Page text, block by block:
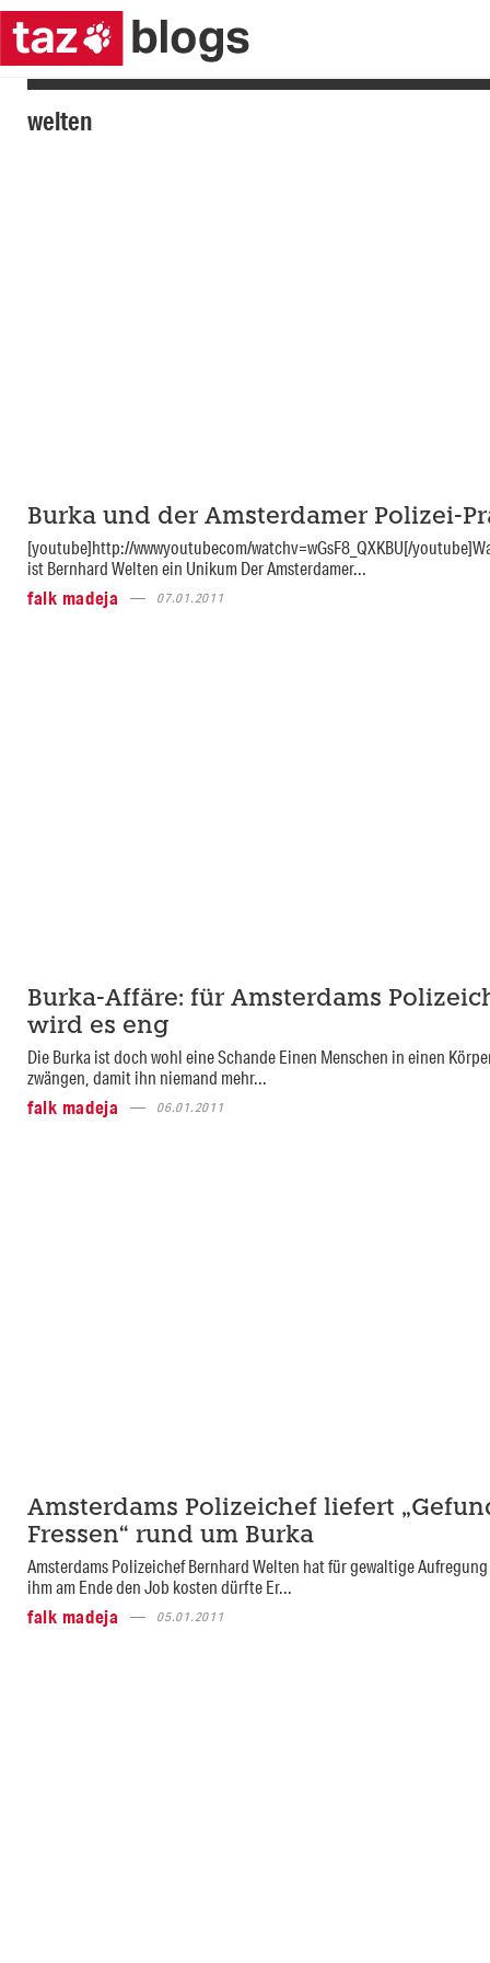
welten
Burka und der Amsterdamer Polizei-
[youtube]http://wwwyoutubecom/watchv=wGsF8_QXKBU[/
ist Bernhard Welten ein Unikum Der Amsterdamer...
falk madeja
07.01.2011
Burka-Affäre: für Amsterdams
wird es eng
Die Burka ist doch wohl eine Schande Einen Menschen in einen
zwängen, damit ihn niemand mehr...
falk madeja
06.01.2011
Amsterdams Polizeichef liefert
Fressen“ rund um Burka
Amsterdams Polizeichef Bernhard Welten hat für gewaltige
ihm am Ende den Job kosten dürfte Er...
falk madeja
05.01.2011